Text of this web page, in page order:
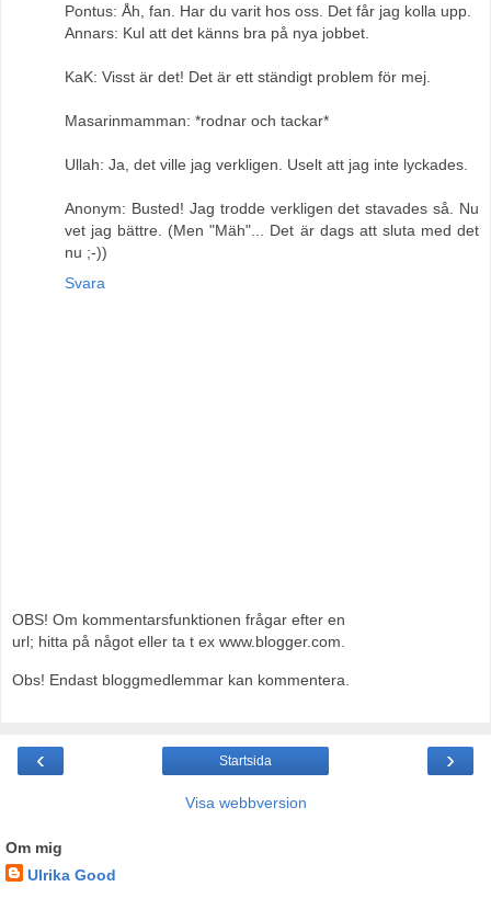
Pontus: Åh, fan. Har du varit hos oss. Det får jag kolla upp.
Annars: Kul att det känns bra på nya jobbet.
KaK: Visst är det! Det är ett ständigt problem för mej.
Masarinmamman: *rodnar och tackar*
Ullah: Ja, det ville jag verkligen. Uselt att jag inte lyckades.
Anonym: Busted! Jag trodde verkligen det stavades så. Nu
vet jag bättre. (Men "Mäh"... Det är dags att sluta med det
nu ;-))
Svara
OBS! Om kommentarsfunktionen frågar efter en
url; hitta på något eller ta t ex www.blogger.com.
Obs! Endast bloggmedlemmar kan kommentera.
‹ ›
Startsida
Visa webbversion
Om mig
Ulrika Good